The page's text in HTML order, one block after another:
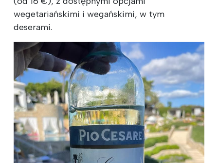
wegetariańskimi i wegańskimi, w tym
deserami.